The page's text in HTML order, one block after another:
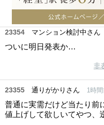
23354 マンション検討中さん
ついに明日発表か…
非
23355 通りがかりさん 1時間
普通に実需だけど当たり前
値上げして欲しいてやつ、